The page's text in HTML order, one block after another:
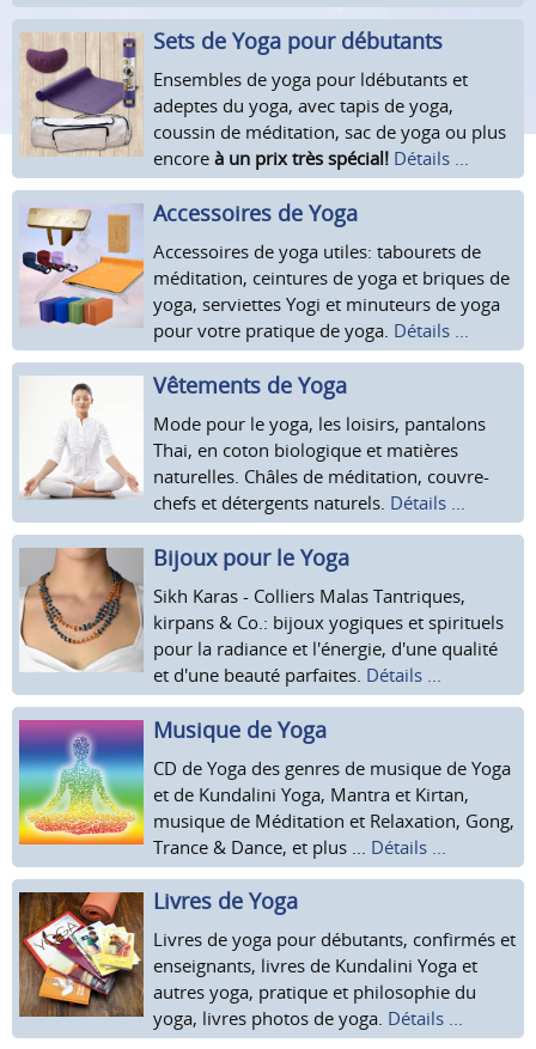
Sets de Yoga pour débutants
Ensembles de yoga pour ldébutants et
adeptes du yoga, avec tapis de yoga,
coussin de méditation, sac de yoga ou plus
encoreà un prix très spécial! Détails ...
Accessoires de Yoga
Accessoires de yoga utiles: tabourets de
méditation, ceintures de yoga et briques de
yoga, serviettes Yogi et minuteurs de yoga
pour votre pratique de yoga. Détails ...
Vêtements de Yoga
Mode pour le yoga, les loisirs, pantalons
Thai, en coton biologique et matières
naturelles. Châles de méditation, couvre-
chefs et détergents naturels. Détails ...
Bijoux pour le Yoga
Sikh Karas - Colliers Malas Tantriques,
kirpans & Co.: bijoux yogiques et spirituels
pour la radiance et l'énergie, d'une qualité
et d'une beauté parfaites. Détails ...
Musique de Yoga
CD de Yoga des genres de musique de Yoga
et de Kundalini Yoga, Mantra et Kirtan,
musique de Méditation et Relaxation, Gong,
Trance & Dance, et plus ... Détails ...
Livres de Yoga
Livres de yoga pour débutants, confirmés et
enseignants, livres de Kundalini Yoga et
autres yoga, pratique et philosophie du
yoga, livres photos de yoga. Détails ...